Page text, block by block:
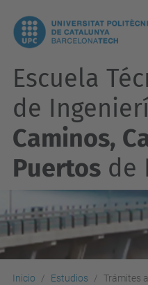
Escuela
de
Caminos,
Puertos de
Inicio Estudios Trámites